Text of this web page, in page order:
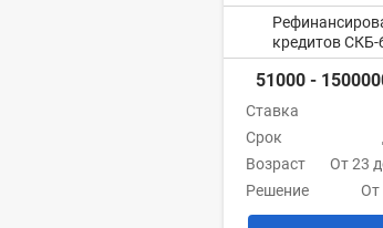
кредитов СКБ-
51000 -
Ставка
Срок
Возраст
От 23
Решение
От